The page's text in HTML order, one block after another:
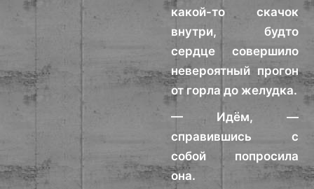
какой-то скачок
внутри, будто
сердце совершило
невероятный прогон
от горла до желудка.
— Идём, —
справившись с
собой попросила
она.